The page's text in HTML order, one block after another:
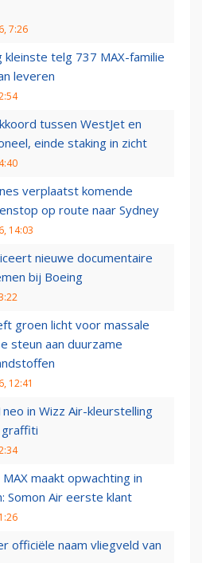
7:26
kleinste telg 737 MAX-familie
leveren
tussen WestJet en
einde staking in zicht
verplaatst komende
op route naar Sydney
14:03
nieuwe documentaire
bij Boeing
groen licht voor massale
steun aan duurzame
12:41
in Wizz Air-kleurstelling
maakt opwachting in
Somon Air eerste klant
officiële naam vliegveld van